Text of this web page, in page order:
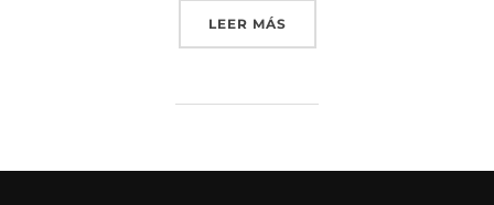
LEER MÁS«GRUPO INTERÓLEO